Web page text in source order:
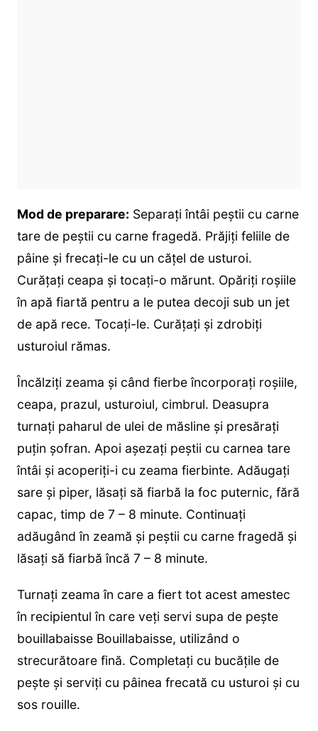
Mod de preparare: Separaţi întâi peştii cu carne
tare de peştii cu carne fragedă. Prăjiţi feliile de
pâine şi frecaţi-le cu un căţel de usturoi.
Curăţaţi ceapa şi tocaţi-o mărunt. Opăriţi roşiile
în apă fiartă pentru a le putea decoji sub un jet
de apă rece. Tocaţi-le. Curăţaţi şi zdrobiţi
usturoiul rămas.
Încălziţi zeama şi când fierbe încorporaţi roşiile,
ceapa, prazul, usturoiul, cimbrul. Deasupra
turnaţi paharul de ulei de măsline şi presăraţi
puţin şofran. Apoi aşezaţi peştii cu carnea tare
întâi şi acoperiţi-i cu zeama fierbinte. Adăugaţi
sare şi piper, lăsaţi să fiarbă la foc puternic, fără
capac, timp de 7 – 8 minute. Continuaţi
adăugând în zeamă şi peştii cu carne fragedă şi
lăsaţi să fiarbă încă 7 – 8 minute.
Turnaţi zeama în care a fiert tot acest amestec
în recipientul în care veţi servi supa de pește
bouillabaisse Bouillabaisse, utilizând o
strecurătoare fină. Completaţi cu bucăţile de
peşte şi serviţi cu pâinea frecată cu usturoi şi cu
sos rouille.